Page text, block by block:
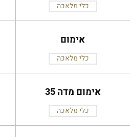
כלי מלאכה
אימום
כלי מלאכה
אימום מדה 35
כלי מלאכה